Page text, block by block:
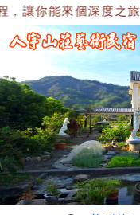
讓你能來個深度之旅